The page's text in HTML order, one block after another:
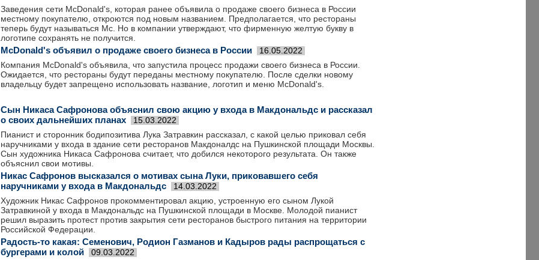
Заведения сети McDonald's, которая ранее объявила о продаже своего бизнеса в России
местному покупателю, откроются под новым названием. Предполагается, что рестораны
теперь будут называться Mc. Но в компании утверждают, что фирменную желтую букву в
логотипе сохранять не получится.
McDonald's объявил о продаже своего бизнеса в России 16.05.2022
Компания McDonald's объявила, что запустила процесс продажи своего бизнеса в России.
Ожидается, что рестораны будут переданы местному покупателю. После сделки новому
владельцу будет запрещено использовать название, логотип и меню McDonald's.
Сын Никаса Сафронова объяснил свою акцию у входа в Макдональдс и рассказал
о своих дальнейших планах
15.03.2022
Пианист и сторонник бодипозитива Лука Затравкин рассказал, с какой целью приковал себя
наручниками у входа в здание сети ресторанов Макдоналдс на Пушкинской площади Москвы.
Сын художника Никаса Сафронова считает, что добился некоторого результата. Он также
объяснил свои мотивы.
Никас Сафронов высказался о мотивах сына Луки, приковавшего себя
наручниками у входа в Макдональдс
14.03.2022
Художник Никас Сафронов прокомментировал акцию, устроенную его сыном Лукой
Затравкиной у входа в Макдональдс на Пушкинской площади в Москве. Молодой пианист
решил выразить протест против закрытия сети ресторанов быстрого питания на территории
Российской Федерации.
Радость-то какая: Семенович, Родион Газманов и Кадыров рады распрощаться с
бургерами и колой
09.03.2022